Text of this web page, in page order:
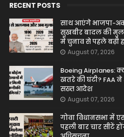
RECENT POSTS
साथ आएंगे भाजपा-
सुखबीर बादल की
में चुनाव से पहले बढ़ी
August 07, 2026
Boeing Airplanes:
खतरे की घंटी? FAA ने
सख्त आदेश
August 07, 2026
गोवा विधानसभा में
पहली बार चार सीटें